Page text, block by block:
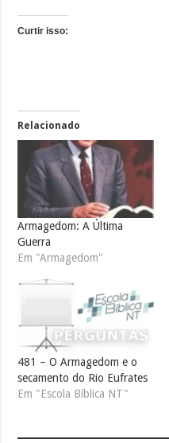
Curtir isso:
Relacionado
Armagedom: A Última
Guerra
Em "Armagedom"
481 – O Armagedom e o
secamento do Rio Eufrates
Em "Escola Bíblica NT"